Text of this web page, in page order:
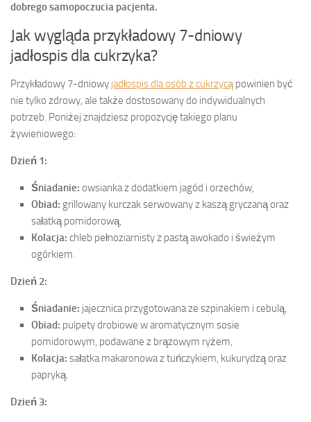
dobrego samopoczucia pacjenta.
Jak wygląda przykładowy 7-dniowy
jadłospis dla cukrzyka?
Przykładowy 7-dniowy jadłospis dla osób z cukrzycąpowinien być
nie tylko zdrowy, ale także dostosowany do indywidualnych
potrzeb. Poniżej znajdziesz propozycję takiego planu
żywieniowego:
Dzień 1:
Śniadanie: owsianka z dodatkiem jagód i orzechów,
Obiad: grillowany kurczak serwowany z kaszą gryczaną oraz
sałatką pomidorową,
Kolacja: chleb pełnoziarnisty z pastą awokado i świeżym
ogórkiem.
Dzień 2:
Śniadanie: jajecznica przygotowana ze szpinakiem i cebulą,
Obiad: pulpety drobiowe w aromatycznym sosie
pomidorowym, podawane z brązowym ryżem,
Kolacja: sałatka makaronowa z tuńczykiem, kukurydzą oraz
papryką.
Dzień 3: